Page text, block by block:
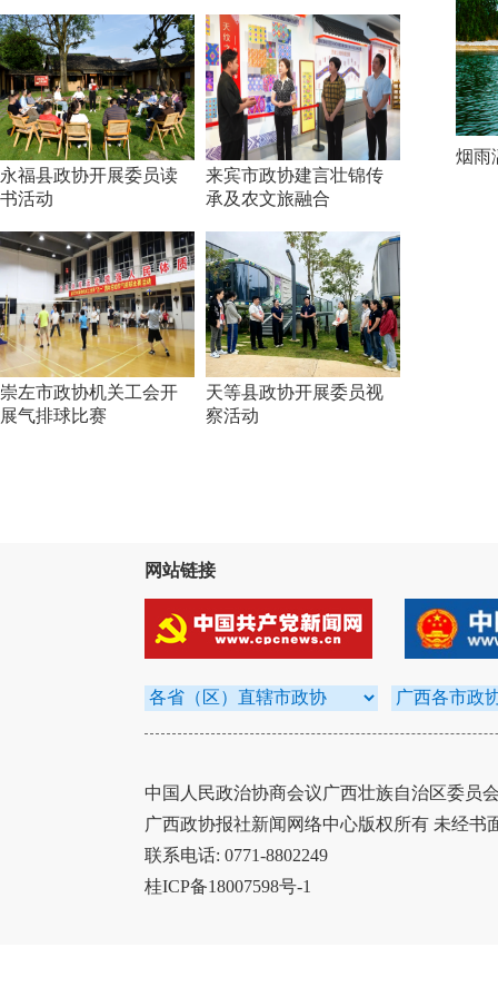
永福县政协开展委员读
书活动
来宾市政协建言壮锦传
承及农文旅融合
崇左市政协机关工会开
展气排球比赛
天等县政协开展委员视
察活动
烟雨
网站链接
中国人民政治协商会议广西壮族自治区委员
广西政协报社新闻网络中心版权所有 未经书
联系电话: 0771-8802249
桂ICP备18007598号-1